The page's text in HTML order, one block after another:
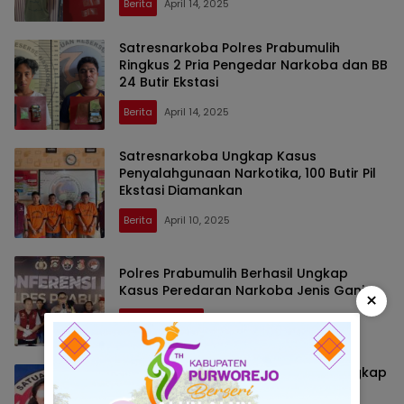
Berita April 14, 2025
Satresnarkoba Polres Prabumulih
Ringkus 2 Pria Pengedar Narkoba dan BB
24 Butir Ekstasi
Berita April 14, 2025
Satresnarkoba Ungkap Kasus
Penyalahgunaan Narkotika, 100 Butir Pil
Ekstasi Diamankan
Berita April 10, 2025
Polres Prabumulih Berhasil Ungkap
Kasus Peredaran Narkoba Jenis Ganja
Uncategorized April 9, 2025
Perempuan Asal Kota Baru Ini Ditangkap
Satresnarkoba Polres PALI, Kantongi
×